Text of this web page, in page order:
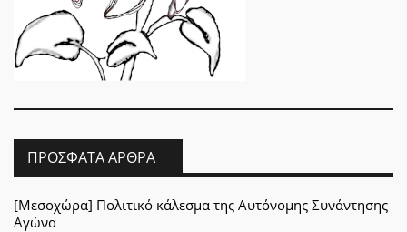
ΠΡΌΣΦΑΤΑ ΆΡΘΡΑ
[Μεσοχώρα] Πολιτικό κάλεσμα της Αυτόνομης Συνάντησης
Αγώνα